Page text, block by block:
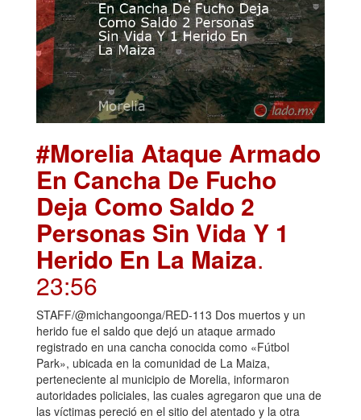
#Morelia Ataque Armado
En Cancha De Fucho
Deja Como Saldo 2
Personas Sin Vida Y 1
Herido En La Maiza.
23:56
STAFF/@michangoonga/RED-113 Dos muertos y un
herido fue el saldo que dejó un ataque armado
registrado en una cancha conocida como «Fútbol
Park», ubicada en la comunidad de La Maiza,
perteneciente al municipio de Morelia, informaron
autoridades policiales, las cuales agregaron que una de
las víctimas pereció en el sitio del atentado y la otra